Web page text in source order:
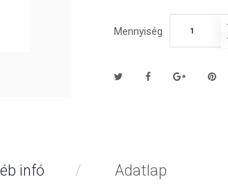
Mennyiség
infó Adatlap